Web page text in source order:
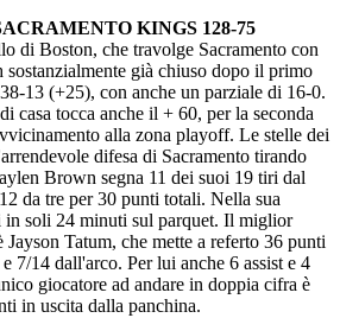
KINGS 128-75
di Boston, che travolge Sacramento con
già chiuso dopo il primo
13 (+25), con anche un parziale di 16-0.
casa tocca anche il + 60, per la seconda
alla zona playoff. Le stelle dei
difesa di Sacramento tirando
Brown segna 11 dei suoi 19 tiri dal
da tre per 30 punti totali. Nella sua
in soli 24 minuti sul parquet. Il miglior
Jayson Tatum, che mette a referto 36 punti
7/14 dall'arco. Per lui anche 6 assist e 4
giocatore ad andare in doppia cifra è
in uscita dalla panchina.